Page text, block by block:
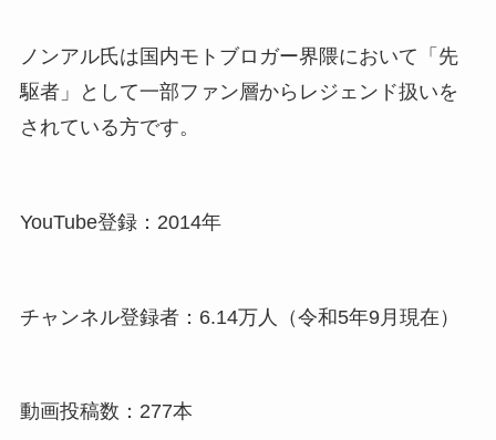
ノンアル氏は国内モトブロガー界隈において「先
駆者」として一部ファン層からレジェンド扱いを
されている方です。
YouTube登録：2014年
チャンネル登録者：6.14万人（令和5年9月現在）
動画投稿数：277本